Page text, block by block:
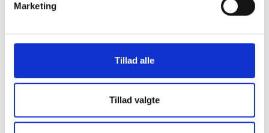
Marketing
Tillad alle
Tillad valgte
SEE ALSO
Find employee
Privacy policy